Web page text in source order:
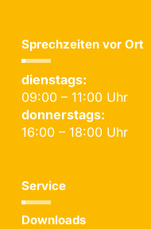
Sprechzeiten vor Ort
dienstags:
09:00 – 11:00 Uhr
donnerstags:
16:00 – 18:00 Uhr
Service
Downloads